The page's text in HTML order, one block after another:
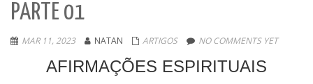
PARTE 01
MAR 11, 2023 NATAN ARTIGOS NO COMMENTS YET
AFIRMAÇÕES ESPIRITUAIS